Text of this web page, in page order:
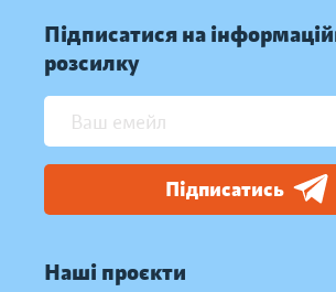
Підписатися на
розсилку
Підписатись
Наші проєкти